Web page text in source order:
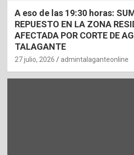
A eso de las 19:30 horas:
REPUESTO EN LA ZONA
AFECTADA POR CORTE DE
TALAGANTE
27 julio, 2026 admintalaganteonline